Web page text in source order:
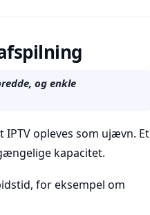
og enkle
opleves som ujævn. Et
kapacitet.
for eksempel om